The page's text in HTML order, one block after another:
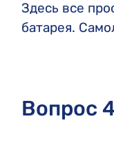
Здесь все
батарея.
Вопрос